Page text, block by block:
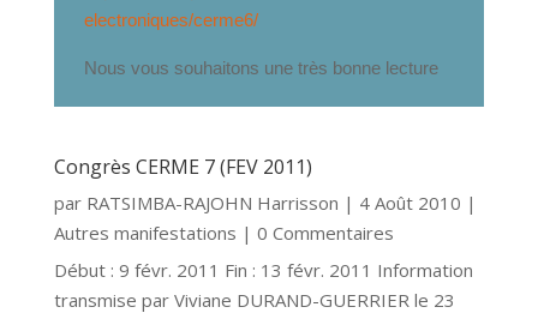
electroniques/cerme6/
Nous vous souhaitons une très bonne lecture
Congrès CERME 7 (FEV 2011)
par RATSIMBA-RAJOHN Harrisson | 4 Août 2010 |
Autres manifestations | 0 Commentaires
Début : 9 févr. 2011 Fin : 13 févr. 2011 Information
transmise par Viviane DURAND-GUERRIER le 23